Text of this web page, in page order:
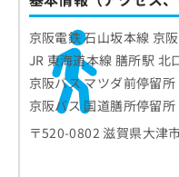
京阪電鉄 石山坂本線 京
JR 東海道本線 膳所駅 北
京阪バス マツダ前停留
京阪バス 国道膳所停留
〒520-0802 滋賀県大津